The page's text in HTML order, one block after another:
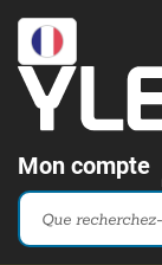
Mon compte